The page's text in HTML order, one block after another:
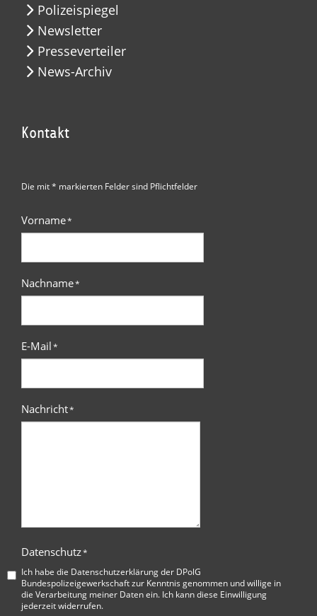
Polizeispiegel
Newsletter
Presseverteiler
News-Archiv
Kontakt
Die mit * markierten Felder sind Pflichtfelder
Vorname*
Nachname*
E-Mail*
Nachricht*
Datenschutz*
Ich habe die Datenschutzerklärung der DPolG
Bundespolizeigewerkschaftzur Kenntnis genommen und willige in
die Verarbeitung meiner Daten ein. Ich kann diese Einwilligung
jederzeit widerrufen.